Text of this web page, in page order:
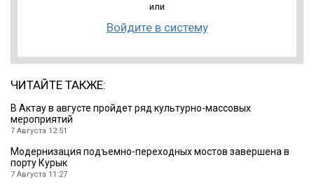
или
Войдите в систему
ЧИТАЙТЕ ТАКЖЕ:
В Актау в августе пройдет ряд культурно-массовых
мероприятий
7 Августа 12:51
Модернизация подъемно-переходных мостов завершена в
порту Курык
7 Августа 11:27